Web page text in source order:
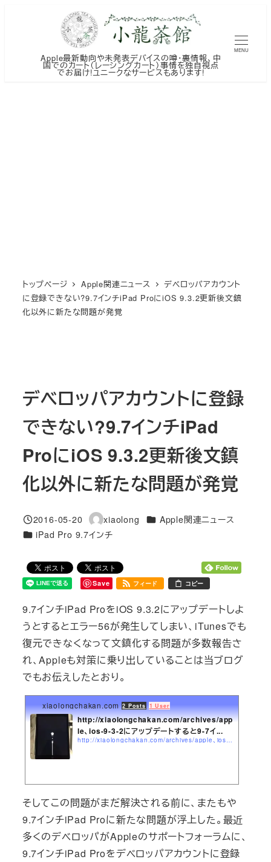
Apple最新動向や未発表デバイスの噂・裏情報、中
国でのカート（レーシングカート）事情を独自視点
でお届け!ユニークなサービスもあります!
MENU
トップページ Apple関連ニュース
デベロッパアカウント
に登録できない?9.7インチiPad ProにiOS 9.3.2更新後文鎮
化以外に新たな問題が発覚
デベロッパアカウントに登録
できない?9.7インチiPad
ProにiOS 9.3.2更新後文鎮
化以外に新たな問題が発覚
投稿日
2016-05-20
著
者
xiaolong カテゴリー
Apple関連ニュース
カテゴリー
iPad Pro 9.7インチ
Save フィード コピー
9.7インチiPad ProをiOS 9.3.2にアップデートしよ
うとするとエラー56が発生してしまい、iTunesでも
復元できなくなって文鎮化する問題が多数報告さ
れ、Appleも対策に乗り出していることは当ブログ
でもお伝えしたとおり。
xiaolongchakan.com 2 Posts 1 User
http://xiaolongchakan.com/archives/app
le、ios-9-3-2にアップデートすると9-7イ...
そしてこの問題がまだ解決される前に、またもや
9.7インチiPad Proに新たな問題が浮上した。最近
多くのデベロッパがAppleのサポートフォーラムに、
9.7インチiPad Proをデベロッパアカウントに登録